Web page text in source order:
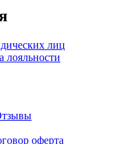
лиц
лояльности
оферта